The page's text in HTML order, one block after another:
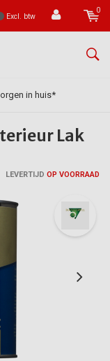
Excl. btw
0
in huis*
Lak
LEVERTIJD OP VOORRAAD